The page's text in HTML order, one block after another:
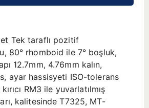
Aksesuarlar
Tek taraflı pozitif
80° rhomboid ile 7° boşluk,
12.7mm, 4.76mm kalın,
ayar hassisyeti ISO-tolerans
kırıcı RM3 ile yuvarlatılmış
kalitesinde T7325, MT-